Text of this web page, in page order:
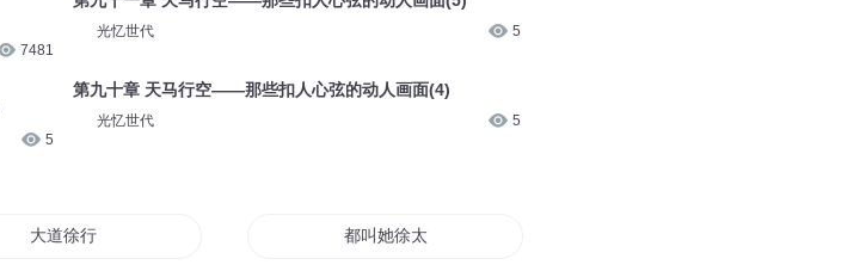
7481
5
光忆世代 5
第九十章 天马行空——那些扣人心弦的动人画面(4)
光忆世代 5
大道徐行 都叫她徐太太